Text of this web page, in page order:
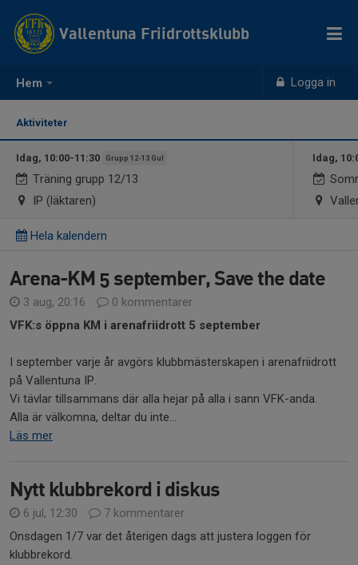
Hem Logga in
Vallentuna Friidrottsklubb
Aktiviteter
Idag, 10:00-11:30 Grupp 12-13 Gul
Träning grupp 12/13
IP (läktaren)
Idag,
Hela kalendern
Arena-KM 5 september, Save the date
3 aug, 20:16
0 kommentarer
VFK:s öppna KM i arenafriidrott 5 september
I september varje år avgörs klubbmästerskapen i arenafriidrott
på Vallentuna IP.
Vi tävlar tillsammans där alla hejar på alla i sann VFK-anda.
Alla är välkomna, deltar du inte...
Läs mer
Nytt klubbrekord i diskus
6 jul, 12:30
7 kommentarer
Onsdagen 1/7 var det återigen dags att justera loggen för
klubbrekord.